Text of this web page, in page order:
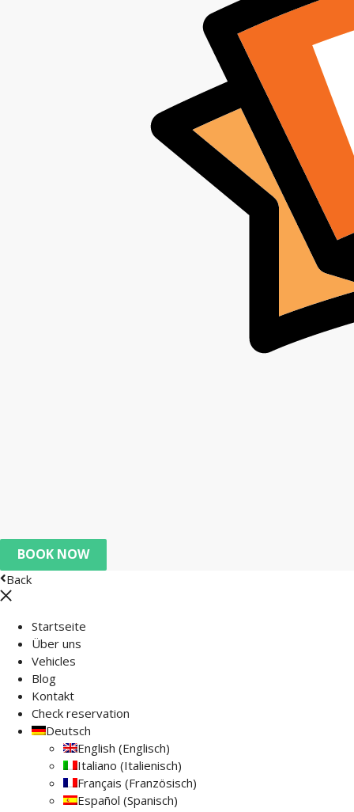
BOOK NOW
Back
Startseite
Über uns
Vehicles
Blog
Kontakt
Check reservation
Deutsch
English (Englisch)
Italiano (Italienisch)
Français (Französisch)
Español (Spanisch)